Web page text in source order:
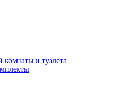
комнаты и туалета